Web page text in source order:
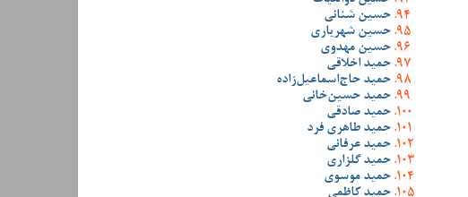
حسین شنانی
حسین شهریاری
حسین مهدوی
حمید اخلاقی
حمید حاج‌اسماعیل‌زاده
حمید حسین‌خانی
حمید صادقی
حمید طاهری فرد
حمید عرفانی
حمید گلزاری
حمید موسوی
حمید کاظمی